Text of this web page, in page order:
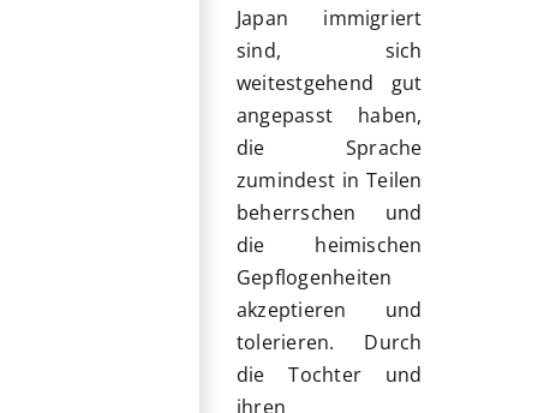
Japan immigriert
sind, sich
weitestgehend gut
angepasst haben,
die Sprache
zumindest in Teilen
beherrschen und
die heimischen
Gepflogenheiten
akzeptieren und
tolerieren. Durch
die Tochter und
ihren